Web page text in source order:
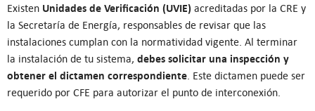
Existen Unidades de Verificación (UVIE) acreditadas por la CRE y
la Secretaría de Energía, responsables de revisar que las
instalaciones cumplan con la normatividad vigente. Al terminar
la instalación de tu sistema, debes solicitar una inspección y
obtener el dictamen correspondiente. Este dictamen puede ser
requerido por CFE para autorizar el punto de interconexión.